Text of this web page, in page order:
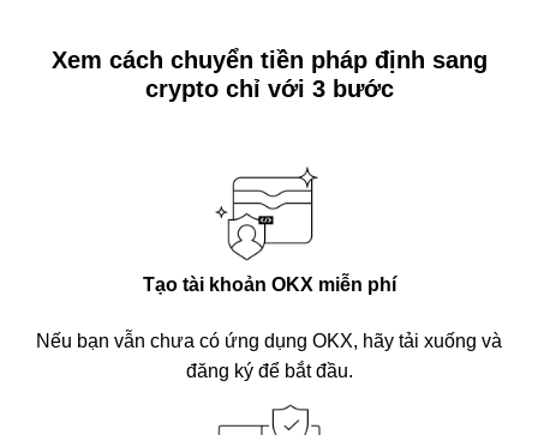
Xem cách chuyển tiền pháp định sang
crypto chỉ với 3 bước
Tạo tài khoản OKX miễn phí
Nếu bạn vẫn chưa có ứng dụng OKX, hãy tải xuống và
đăng ký để bắt đầu.